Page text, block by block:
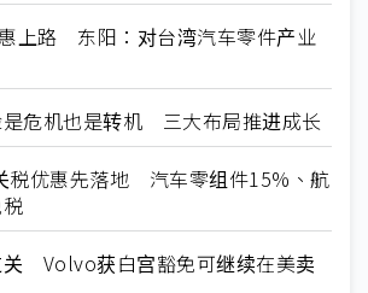
上路 东阳：对台湾汽车零件产业
危机也是转机 三大布局推进成长
税优惠先落地 汽车零组件15%、航
关 Volvo获白宫豁免可继续在美卖